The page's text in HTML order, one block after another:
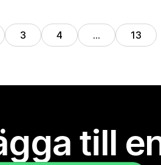
3 4 … 13
till